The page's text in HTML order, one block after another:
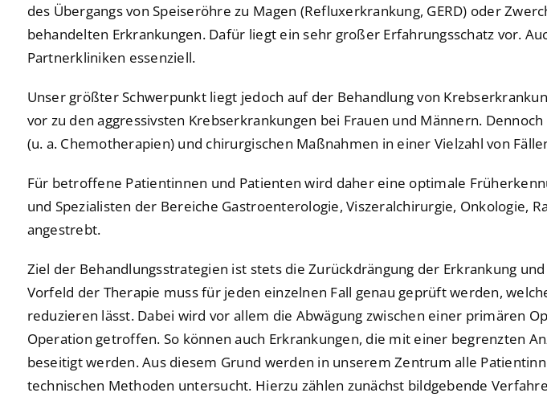
Pneumologie, Beatmungsmedizin, Thorakale Onkologie & Immonologie
Radiologie und Neuroradiologie
Strahlentherapie und radiologische Onkologie
Urologie
Pneumologie, Beatmungsmedizin, Thorakale Onkologie & Immonologie
Radiologie und Neuroradiologie
Strahlentherapie und radiologische Onkologie
Urologie
des Übergangs von Speiseröhre zu Magen (Refluxerkrankung, GERD) oder
behandelten Erkrankungen. Dafür liegt ein sehr großer Erfahrungsschatz vor.
Partnerkliniken essenziell.
Unser größter Schwerpunkt liegt jedoch auf der Behandlung von
vor zu den aggressivsten Krebserkrankungen bei Frauen und Männern.
(u. a. Chemotherapien) und chirurgischen Maßnahmen in einer Vielzahl von
Für betroffene Patientinnen und Patienten wird daher eine optimale
und Spezialisten der Bereiche Gastroenterologie, Viszeralchirurgie, Onkologie,
angestrebt.
Ziel der Behandlungsstrategien ist stets die Zurückdrängung der Erkrankung
Vorfeld der Therapie muss für jeden einzelnen Fall genau geprüft werden,
reduzieren lässt. Dabei wird vor allem die Abwägung zwischen einer primären
Operation getroffen. So können auch Erkrankungen, die mit einer begrenzten
beseitigt werden. Aus diesem Grund werden in unserem Zentrum alle
technischen Methoden untersucht. Hierzu zählen zunächst bildgebende